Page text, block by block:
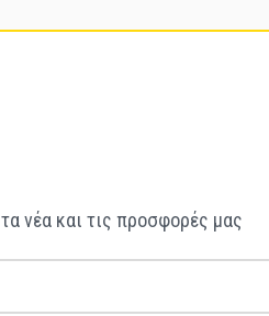
νέα και τις προσφορές μας